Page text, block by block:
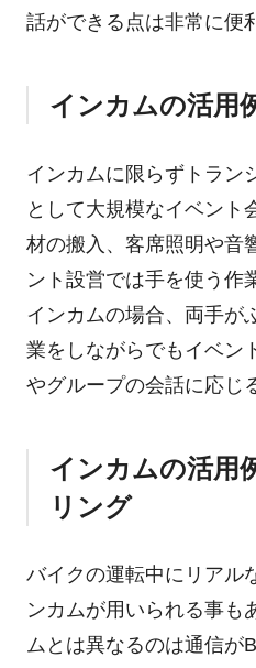
話ができる点は非常に便
インカムの活用
インカムに限らずトラン
として大規模なイベント
材の搬入、客席照明や音
ント設営では手を使う作
インカムの場合、両手が
業をしながらでもイベン
やグループの会話に応じ
インカムの活用
リング
バイクの運転中にリアル
ンカムが用いられる事も
ムとは異なるのは通信が